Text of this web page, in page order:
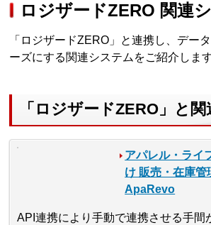
ロジザードZERO 関連
「ロジザードZERO」と連携し、デー
ーズにする関連システムをご紹介します
「ロジザードZERO」と
アパレル・ライ
け 販売・在庫管
ApaRevo
API連携により手動で連携させる手間